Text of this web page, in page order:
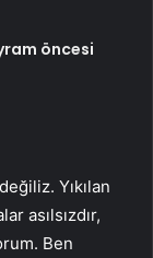
öncesi
Yıkılan
asılsızdır,
Ben